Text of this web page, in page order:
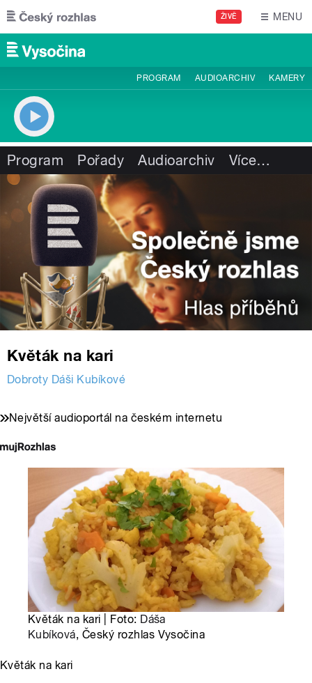
Přejít k hlavnímu obsahu
ŽIVĚ MENU
PROGRAM AUDIOARCHIV KAMERY
Program Pořady Audioarchiv Více…
Květák na kari
Dobroty Dáši Kubíkové
Největší audioportál na českém internetu
Květák na kari | Foto: Dáša
Kubíková, Český rozhlas Vysočina
Květák na kari